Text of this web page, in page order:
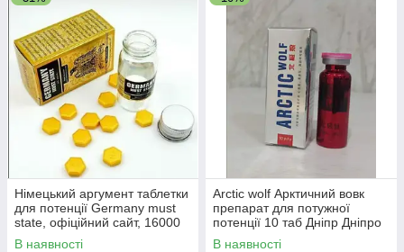
Німецький аргумент таблетки
для потенції Germany must
state, офіційний сайт, 16000
Дніпро
В наявності
Arctic wolf Арктичний вовк
препарат для потужної
потенції 10 таб Дніпр Дніпро
В наявності